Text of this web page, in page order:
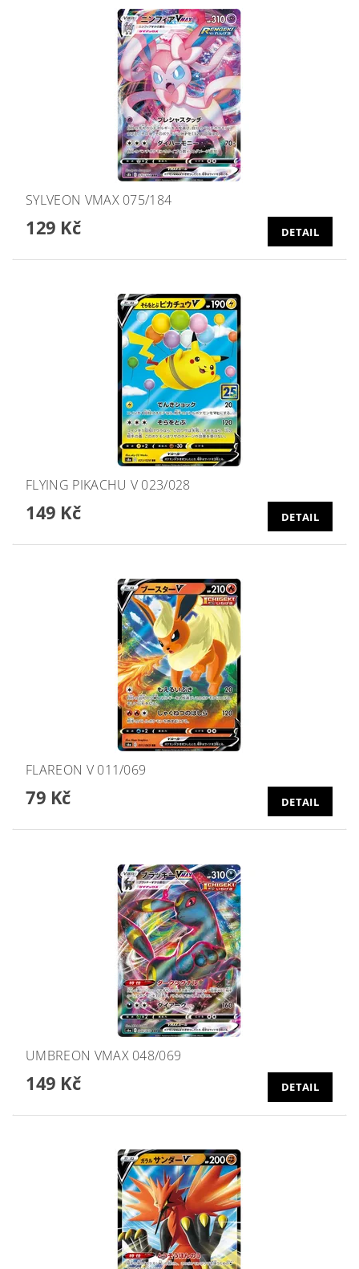
SYLVEON VMAX 075/184
129 Kč DETAIL
FLYING PIKACHU V 023/028
149 Kč DETAIL
FLAREON V 011/069
79 Kč DETAIL
UMBREON VMAX 048/069
149 Kč DETAIL